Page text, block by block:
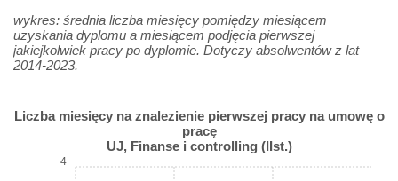
wykres: średnia liczba miesięcy pomiędzy miesiącem
uzyskania dyplomu a miesiącem podjęcia pierwszej
jakiejkolwiek pracy po dyplomie. Dotyczy absolwentów z lat
2014-2023.
Liczba miesięcy na znalezienie pierwszej pracy na umowę o
pracę
UJ, Finanse i controlling (IIst.)
4